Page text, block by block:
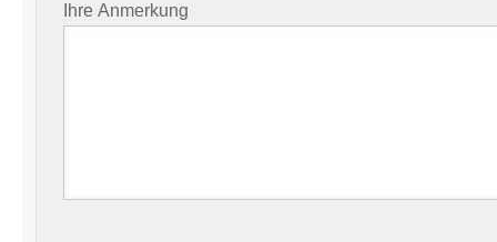
Ihre Anmerkung